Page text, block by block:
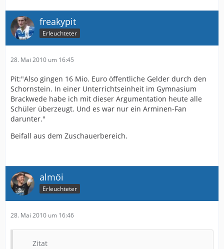
freakypit
Erleuchteter
28. Mai 2010 um 16:45
Pit:"Also gingen 16 Mio. Euro öffentliche Gelder durch den
Schornstein. In einer Unterrichtseinheit im Gymnasium
Brackwede habe ich mit dieser Argumentation heute alle
Schüler überzeugt. Und es war nur ein Arminen-Fan
darunter."
Beifall aus dem Zuschauerbereich.
almöi
Erleuchteter
28. Mai 2010 um 16:46
Zitat